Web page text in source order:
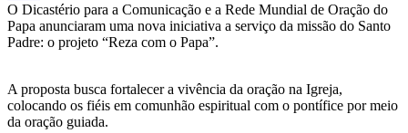
O Dicastério para a Comunicação e a Rede Mundial de Oração do
Papa anunciaram uma nova iniciativa a serviço da missão do Santo
Padre: o projeto “Reza com o Papa”.
A proposta busca fortalecer a vivência da oração na Igreja,
colocando os fiéis em comunhão espiritual com o pontífice por meio
da oração guiada.